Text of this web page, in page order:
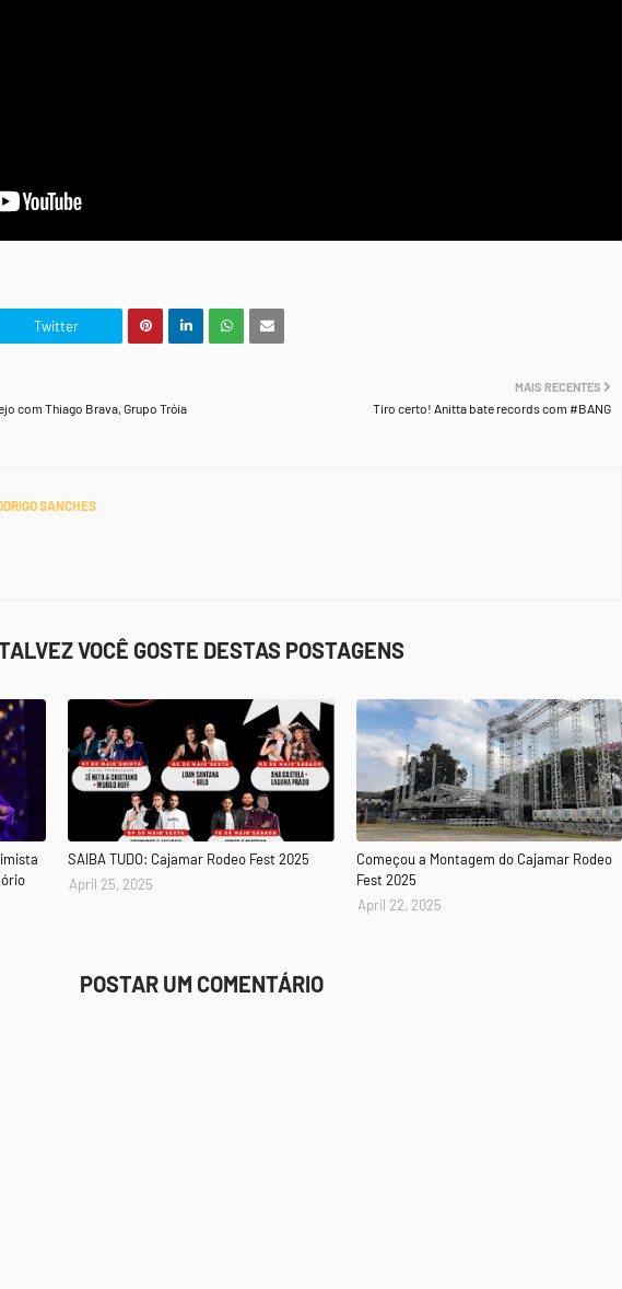
Twitter
MAIS RECENTES
Tiro certo! Anitta bate records com #BANG
com Thiago Brava, Grupo Tróia
SANCHES
VOCÊ GOSTE DESTAS POSTAGENS
SAIBA TUDO: Cajamar Rodeo Fest 2025
April 25, 2025
Começou a Montagem do Cajamar Rodeo
Fest 2025
April 22, 2025
POSTAR UM COMENTÁRIO